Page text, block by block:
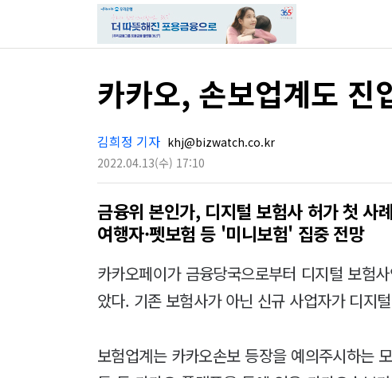
카카오, 손보업계도
김희정 기자 khj@bizwatch.co.kr
2022.04.13(수) 17:10
금융위 본인가, 디지털 보험사 허가 첫 사례
여행자·펫보험 등 '미니보험' 집중 전망
카카오페이가 금융당국으로부터 디지털 보험
았다. 기존 보험사가 아닌 신규 사업자가 디지
보험업계는 카카오손보 등장을 예의주시하는